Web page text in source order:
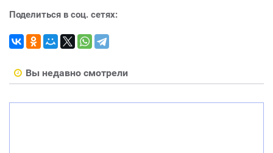
Поделиться в соц. сетях:
Вы недавно смотрели